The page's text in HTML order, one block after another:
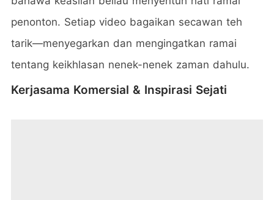
penonton. Setiap video bagaikan secawan teh
tarik—menyegarkan dan mengingatkan ramai
tentang keikhlasan nenek-nenek zaman dahulu.
Kerjasama Komersial & Inspirasi Sejati